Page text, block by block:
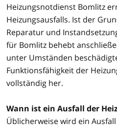
Heizungsnotdienst Bomlitz
Heizungsausfalls. Ist der
Reparatur und
für Bomlitz behebt
unter Umständen
Funktionsfähigkeit der
vollständig her.
Wann ist ein Ausfall der
Üblicherweise wird ein